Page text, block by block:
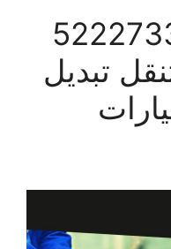
52227338
تبديل